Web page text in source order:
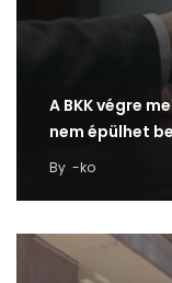
A BKK végre
nem épülhet
By -ko